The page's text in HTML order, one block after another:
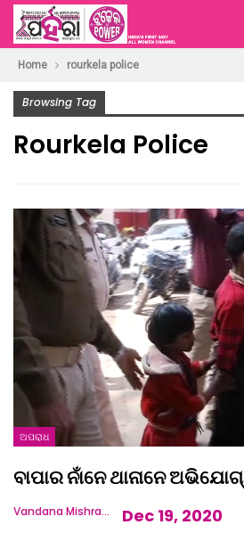
Home rourkela police
Browsing Tag
Rourkela Police
ଅପରାଧ
ବାପାର ନାଁନେ ଥାନାନେ ଅଭିଯୋଗ୍‌
Vandana Mishra Dec 19, 2020